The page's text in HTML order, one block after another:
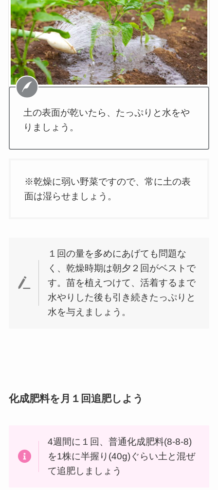
土の表面が乾いたら、たっぷりと水をや
りましょう。
※乾燥に弱い野菜ですので、常に土の表
面は湿らせましょう。
１回の量を多めにあげても問題な
く、乾燥時期は朝夕２回がベストで
す。苗を植えつけて、活着するまで
水やりした後も引き続きたっぷりと
水を与えましょう。
化成肥料を月１回追肥しよう
4週間に１回、普通化成肥料(8-8-8)
を1株に半握り(40g)ぐらい土と混ぜ
て追肥しましょう